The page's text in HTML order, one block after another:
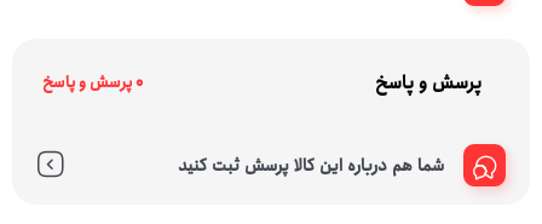
پرسش و پاسخ 0 پرسش و پاسخ
شما هم درباره این کالا پرسش ثبت کنید